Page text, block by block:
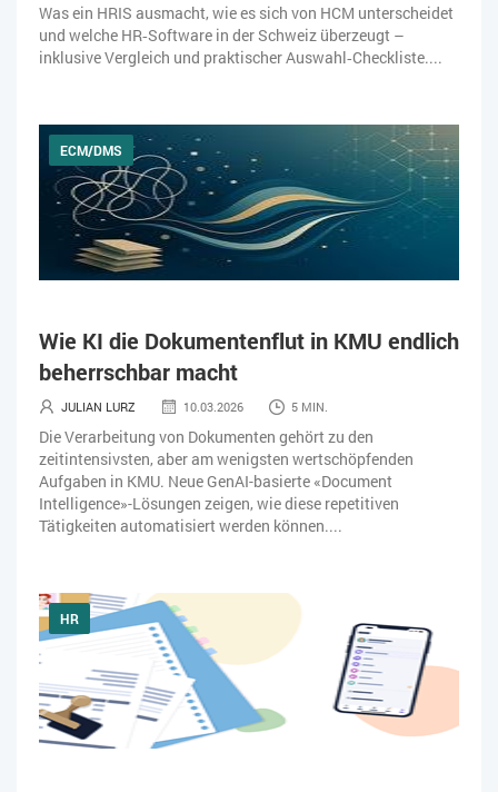
Was ein HRIS ausmacht, wie es sich von HCM unterscheidet
und welche HR‑Software in der Schweiz überzeugt –
inklusive Vergleich und praktischer Auswahl‑Checkliste....
ECM/DMS
Wie KI die Dokumentenflut in KMU endlich
beherrschbar macht
JULIAN LURZ 10.03.2026 5 MIN.
Die Verarbeitung von Dokumenten gehört zu den
zeitintensivsten, aber am wenigsten wertschöpfenden
Aufgaben in KMU. Neue GenAI-basierte «Document
Intelligence»-Lösungen zeigen, wie diese repetitiven
Tätigkeiten automatisiert werden können....
HR